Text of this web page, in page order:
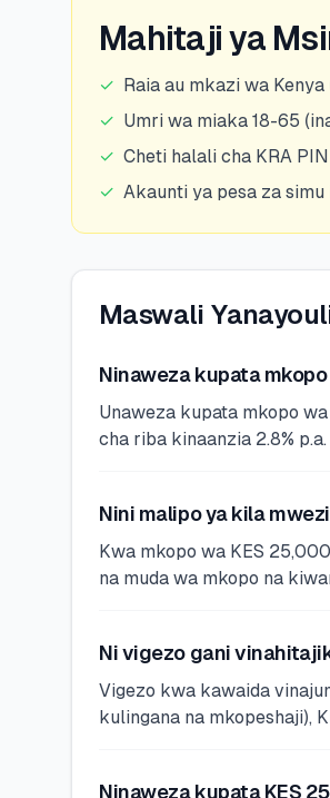
Mahitaji ya
✓ Raia au mkazi wa
✓ Umri wa miaka 18-65
✓ Cheti halali cha KRA PIN
✓ Akaunti ya pesa za
Maswali
Ninaweza kupata
Unaweza kupata mkopo
cha riba kinaanzia 2.8%
Nini malipo ya kila
Kwa mkopo wa KES
na muda wa mkopo na
Ni vigezo gani
Vigezo kwa kawaida
kulingana na mkopeshaji),
Ninaweza kupata KES